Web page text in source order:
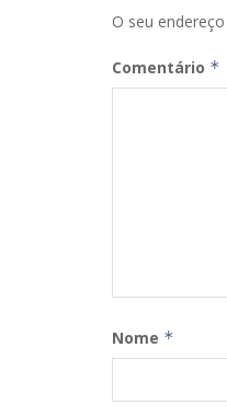
O seu
Comentário *
Nome *